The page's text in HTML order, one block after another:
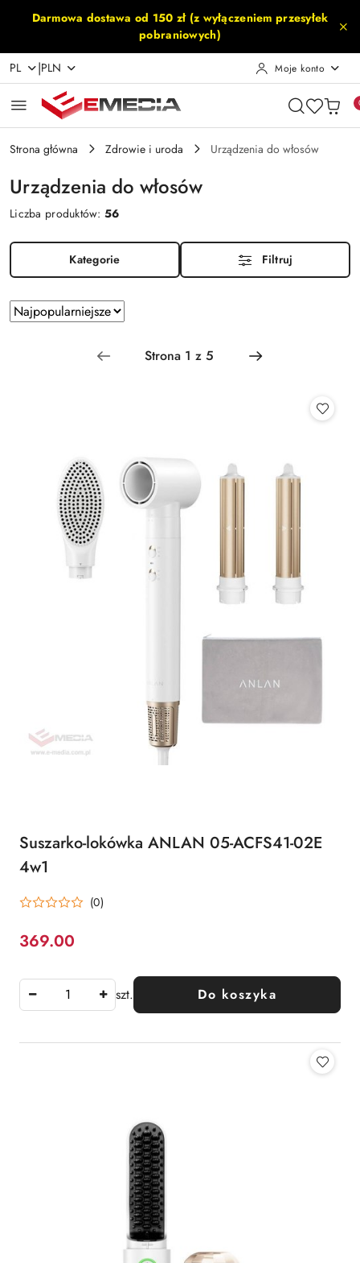
Przejdź do treści głównej
Przejdź do wyszukiwarki
Przejdź do moje konto
Przejdź do menu głównego
Przejdź do stopki
Darmowa dostawa od 150 zł (z wyłączeniem przesyłek
pobraniowych)
PL |PLN Moje konto
Strona główna Zdrowie i uroda Urządzenia do włosów
Urządzenia do włosów
Liczba produktów:56
Kategorie Filtruj
Zastosowano
sortowanie:
Najpopularniejsze.
Sortuj
według
Suszarko-lokówka ANLAN 05-ACFS41-02E
4w1
(0)
Cena:
369.00
szt. Do koszyka